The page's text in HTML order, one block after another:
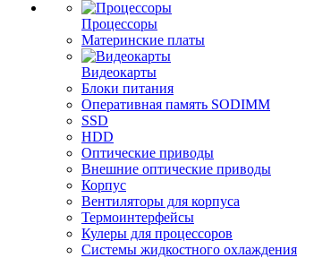
Процессоры
Материнские платы
Видеокарты
Блоки питания
Оперативная память SODIMM
SSD
HDD
Оптические приводы
Внешние оптические приводы
Корпус
Вентиляторы для корпуса
Термоинтерфейсы
Кулеры для процессоров
Системы жидкостного охлаждения